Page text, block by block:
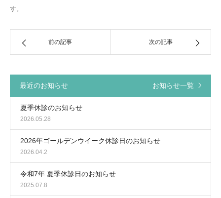
す。
前の記事 次の記事
最近のお知らせ お知らせ一覧
夏季休診のお知らせ
2026.05.28
2026年ゴールデンウイーク休診日のお知らせ
2026.04.2
令和7年 夏季休診日のお知らせ
2025.07.8